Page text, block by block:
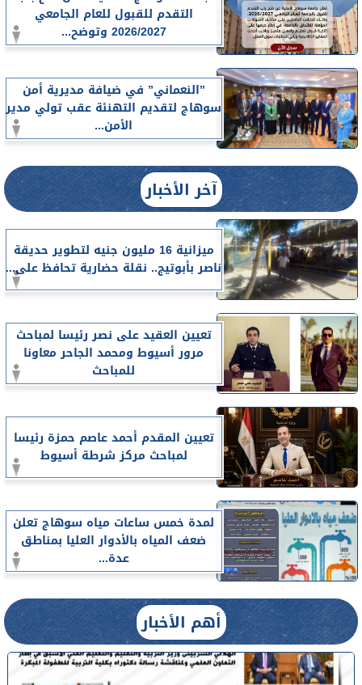
التقدم للقبول للعام الجامعي
2026/2027 وتوضح...
”النعماني” في ضيافة مديرية أمن
سوهاج لتقديم التهنئة عقب تولي مدير
الأمن...
آخر الأخبار
ميزانية 16 مليون جنيه لتطوير حديقة
ناصر بأبوتيج.. نقلة حضارية تحافظ على...
تعيين العقيد على نصر رئيسا لمباحث
مرور أسيوط ومحمد الجاحر معاونا
للمباحث
تعيين المقدم أحمد عاصم حمزة رئيسا
لمباحث مركز شرطة أسيوط
لمدة خمس ساعات مياه سوهاج تعلن
ضعف المياه بالأدوار العليا بمناطق
عدة...
أهم الأخبار